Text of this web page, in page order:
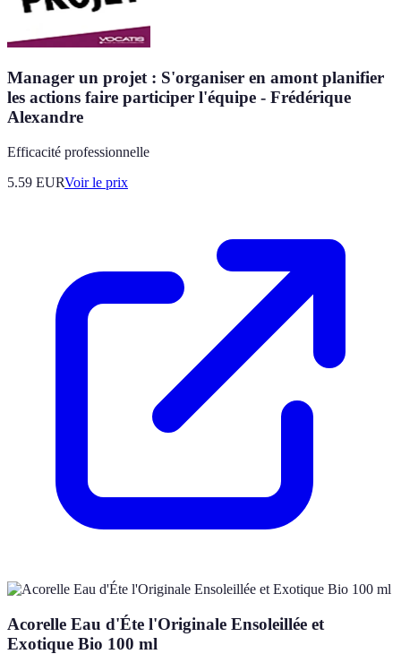
Manager un projet : S'organiser en amont planifier
les actions faire participer l'équipe - Frédérique
Alexandre
Efficacité professionnelle
5.59 EURVoir le prix
Acorelle Eau d'Éte l'Originale Ensoleillée et
Exotique Bio 100 ml